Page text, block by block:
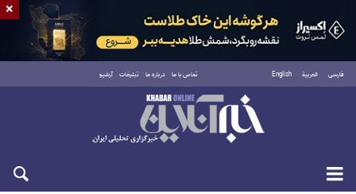
فارسی العربية English تماس با ما درباره ما تبلیغات آرشیو
شنبه ۱۷ مرداد ۱۴۰۵
×